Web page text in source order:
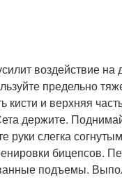
воздействие
предельно
и верхняя
держите.
слегка
бицепсов.
подъемы.